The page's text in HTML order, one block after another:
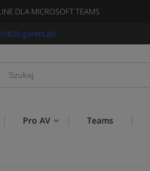
DLA MICROSOFT TEAMS
b2b.garets.pl/
Pro AV Teams